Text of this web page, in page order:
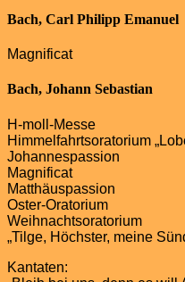
Bach, Carl Philipp Emanuel
Magnificat
Bach, Johann Sebastian
H-moll-Messe
Himmelfahrtsoratorium
Johannespassion
Magnificat
Matthäuspassion
Oster-Oratorium
Weihnachtsoratorium
„Tilge, Höchster, meine
Kantaten: